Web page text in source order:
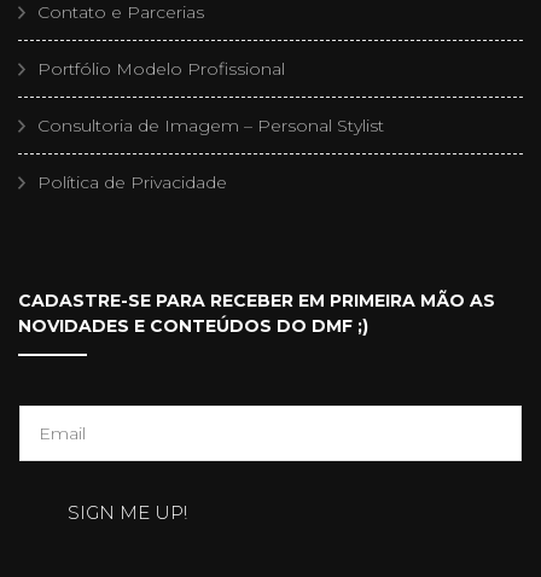
Contato e Parcerias
Portfólio Modelo Profissional
Consultoria de Imagem – Personal Stylist
Política de Privacidade
CADASTRE-SE PARA RECEBER EM PRIMEIRA MÃO AS
NOVIDADES E CONTEÚDOS DO DMF ;)
SIGN ME UP!